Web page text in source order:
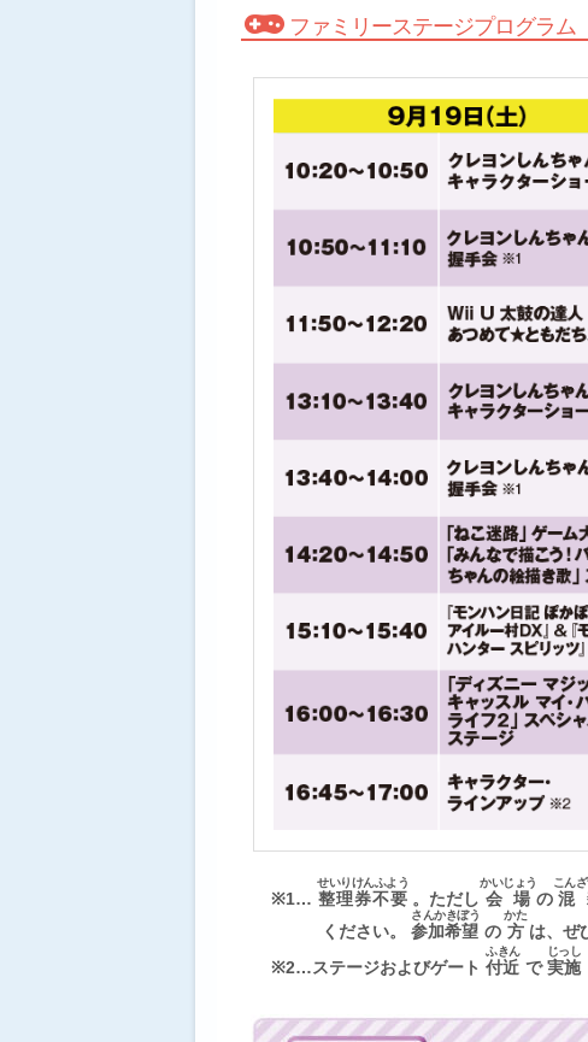
ファミリーステージプログラム
※1… 整理券不要
せいりけんふよう
。ただし 会場
かいじょう
の 混
こん
ください。 参加希望
さんかきぼう
の 方
かた
は、ぜ
※2…ステージおよびゲート 付近
ふきん
で実施
じっし